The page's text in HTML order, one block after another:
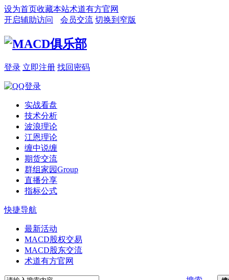
设为首页收藏本站术道有方官网
开启辅助访问
会员交流 切换到窄版
登录 立即注册 找回密码
实战看盘
技术分析
波浪理论
江恩理论
缠中说缠
期货交流
群组家园Group
直播分享
指标公式
快捷导航
最新活动
MACD股权交易
MACD股东交流
术道有方官网